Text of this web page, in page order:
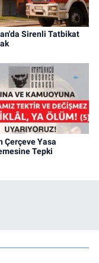
Sirenli Tatbikat
Çerçeve Yasa
Tepki